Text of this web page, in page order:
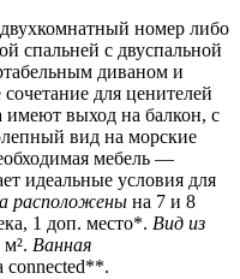
номер либо
спальней с двуспальной
диваном и
для ценителей
выход на балкон, с
вид на морские
мебель —
идеальные условия для
расположены на 7 и 8
1 доп. место*. Вид из
м². Ванная
connected**.